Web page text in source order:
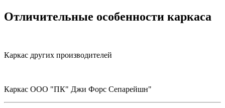
Отличительные особенности каркаса
Каркас других производителей
Каркас ООО "ПК" Джи Форс Сепарейшн"